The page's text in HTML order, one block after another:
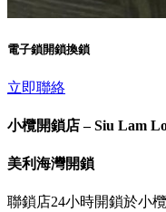
電子鎖開鎖換鎖
立即聯絡
小欖開鎖店 – Siu Lam
美利海灣開鎖
聯鎖店24小時開鎖於小